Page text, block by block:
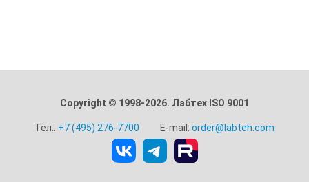
Copyright © 1998-2026. Лабтех ISO 9001
Тел.: +7 (495) 276-7700 E-mail: order@labteh.com